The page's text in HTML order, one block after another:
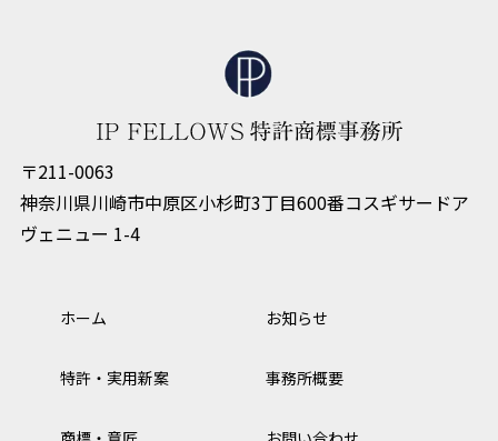
〒211-0063
神奈川県川崎市中原区小杉町3丁目600番コスギサードア
ヴェニュー 1-4
ホーム お知らせ
特許・実用新案 事務所概要